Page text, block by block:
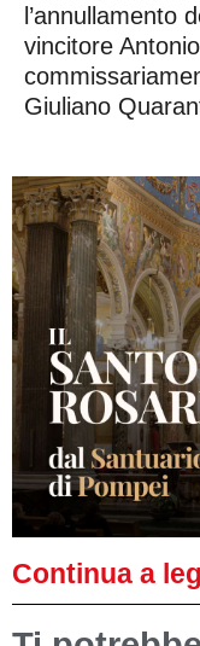
l’annullamento
vincitore
Giuliano
Continua a